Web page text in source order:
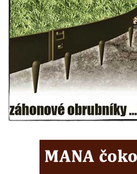
Českých Budějovicích
Pomník Vojtěcha Adalberta Lanny v
Na Sadech v Českých Budějovicích
Pomník Přemysla Otakara II. v parku Na
Sadech v Českých Budějovicích
Socha Mateřství v parku Na Sadech v
Českých Budějovicích
Sadech v Českých Budějovicích
Pražské třídě v Českých Budějovicích
Socha Civilizovaní na Husově třídě v